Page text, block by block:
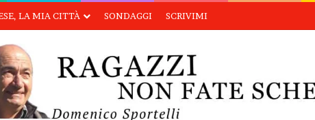
LA MIA CITTÀ SONDAGGI SCRIVIMI